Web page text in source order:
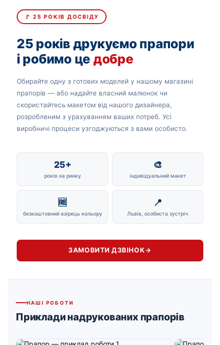
🚩 25 РОКІВ ДОСВІДУ
25 років друкуємо прапори
і робимо це добре
Обирайте одну з готових моделей у нашому магазині
прапорів — або надайте власний малюнок чи
скористайтесь макетом від нашого дизайнера,
розробленим з урахуванням ваших потреб. Усі
виробничі процеси узгоджуються з вами особисто.
25+
років на ринку
🎨
індивідуальний макет
🆓
безкоштовний взірець кольору
📍
Львів, особиста зустріч
ЗАМОВИТИ ДЗВІНОК→
НАШІ РОБОТИ
Приклади надрукованих прапорів